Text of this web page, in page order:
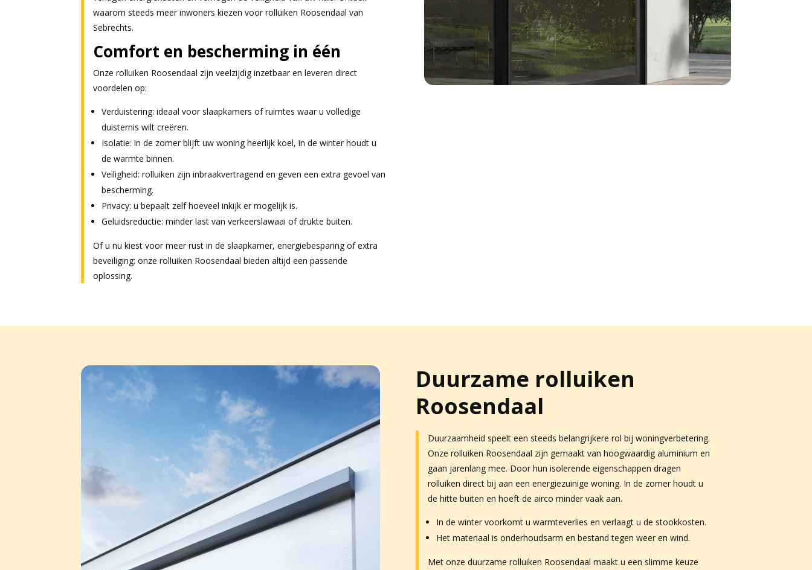
waarom steeds meer inwoners kiezen voor rolluiken Roosendaal van
Sebrechts.
Comfort en bescherming in één
Onze rolluiken Roosendaal zijn veelzijdig inzetbaar en leveren direct
voordelen op:
Verduistering: ideaal voor slaapkamers of ruimtes waar u volledige
duisternis wilt creëren.
Isolatie: in de zomer blijft uw woning heerlijk koel, in de winter houdt u
de warmte binnen.
Veiligheid: rolluiken zijn inbraakvertragend en geven een extra gevoel van
bescherming.
Privacy: u bepaalt zelf hoeveel inkijk er mogelijk is.
Geluidsreductie: minder last van verkeerslawaai of drukte buiten.
Of u nu kiest voor meer rust in de slaapkamer, energiebesparing of extra
beveiliging: onze rolluiken Roosendaal bieden altijd een passende
oplossing.
Duurzame rolluiken
Roosendaal
Duurzaamheid speelt een steeds belangrijkere rol bij woningverbetering.
Onze rolluiken Roosendaal zijn gemaakt van hoogwaardig aluminium en
gaan jarenlang mee. Door hun isolerende eigenschappen dragen
rolluiken direct bij aan een energiezuinige woning. In de zomer houdt u
de hitte buiten en hoeft de airco minder vaak aan.
In de winter voorkomt u warmteverlies en verlaagt u de stookkosten.
Het materiaal is onderhoudsarm en bestand tegen weer en wind.
Met onze duurzame rolluiken Roosendaal maakt u een slimme keuze